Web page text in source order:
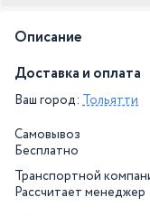
Описание
Доставка и оплата
Ваш город: Тольятти
Самовывоз
Бесплатно
Транспортной
Рассчитает менеджер